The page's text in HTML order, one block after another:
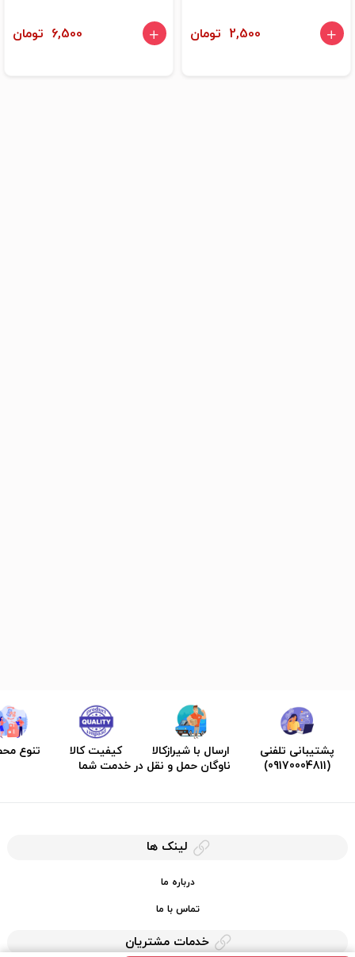
2,500 تومان 6,500 تومان
پشتیبانی تلفنی
(09170004811)
ارسال با شیرازکالا
ناوگان حمل و نقل در خدمت شما
کیفیت کالا تنوع
لینک ها
درباره ما
تماس با ما
خدمات مشتریان